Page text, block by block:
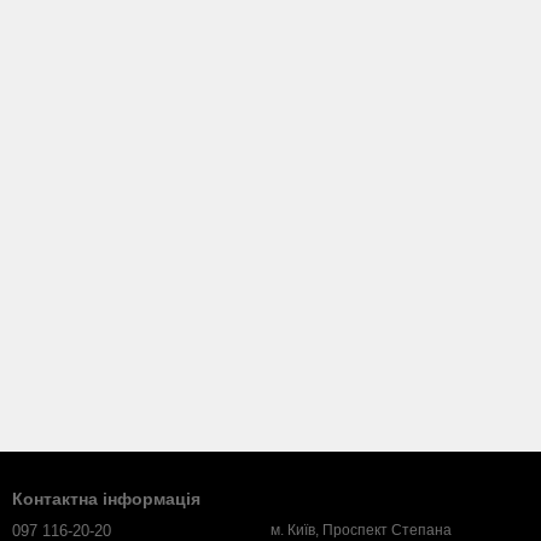
Контактна інформація
097 116-20-20
м. Київ, Проспект Степана